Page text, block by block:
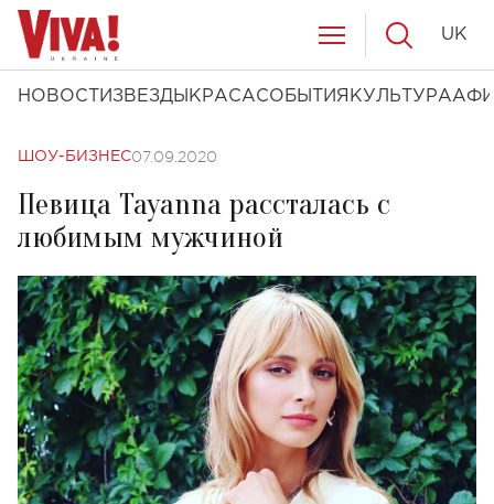
НОВОСТИ ЗВЕЗДЫ КРАСАСОБЫТИЯ КУЛЬТУРА
UK
ШОУ-БИЗНЕС07.09.2020
Певица Tayanna рассталась с
любимым мужчиной